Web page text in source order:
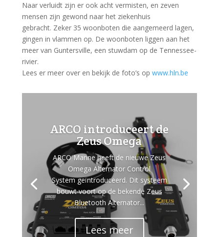
Naar verluidt zijn er ook acht vermisten, en zeven
mensen zijn gewond naar het ziekenhuis
gebracht. Zeker 35 woonboten die aangemeerd lagen,
gingen in vlammen op. De woonboten liggen aan het
meer van Guntersville, een stuwdam op de Tennessee-
rivier.
Lees er meer over en bekijk de foto’s op www.hln.be
ARCO introduceert de
Zeus Omega
ARCO Marine heeft de nieuwe Zeus
Omega Alternator Control
System geïntroduceerd. Dit systeem
bouwt voort op de bekende Zeus
Bluetooth Alternator...
Lees meer